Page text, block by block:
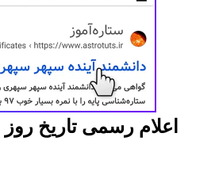
اعلام رسمی تاریخ